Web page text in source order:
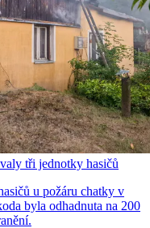
tři jednotky hasičů
u požáru chatky v
byla odhadnuta na 200